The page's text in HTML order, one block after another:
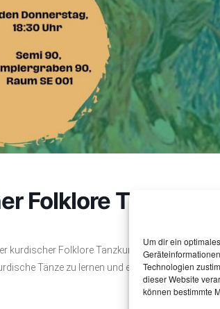
Um dir ein
Technologien
dieser Website
können bestimmte
Folklore Tanzkurs
kurdischer Folklore Tanzkurs im Semi90 Se001
Tänze zu lernen und einen Teil der